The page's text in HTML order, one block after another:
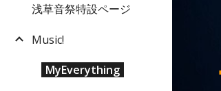
浅草音祭特設ページ
Music!
MyEverything